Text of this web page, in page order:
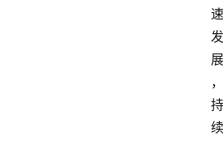
速
发
展
，
持
续